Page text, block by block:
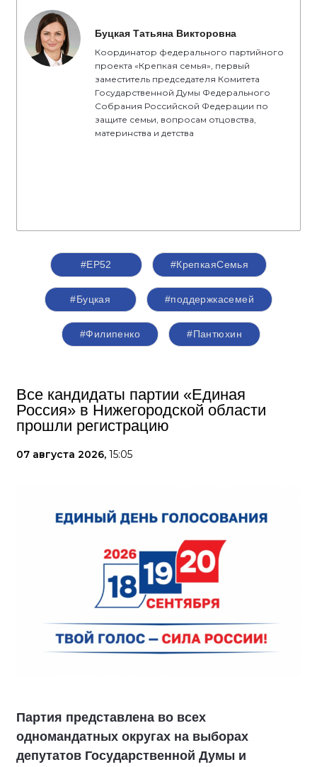
Буцкая Татьяна Викторовна
Координатор федерального партийного
проекта «Крепкая семья», первый
заместитель председателя Комитета
Государственной Думы Федерального
Собрания Российской Федерации по
защите семьи, вопросам отцовства,
материнства и детства
#ЕР52 #КрепкаяСемья
#Буцкая #поддержкасемей
#Филипенко #Пантюхин
Все кандидаты партии «Единая
Россия» в Нижегородской области
прошли регистрацию
07 августа 2026, 15:05
Партия представлена во всех
одномандатных округах на выборах
депутатов Государственной Думы и